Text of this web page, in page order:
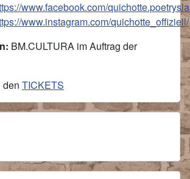
www.facebook.com/
www.instagram.com/quichotte_offiziell/
BM.CULTURA im Auftrag der
den TICKETS